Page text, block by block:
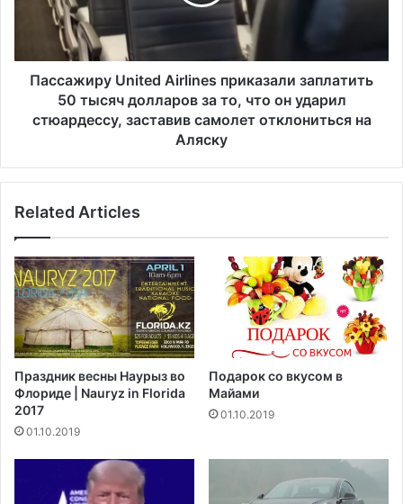
а
е
е
р
а
л
ь
н
о
й
м
и
н
у
d
i
i
n
e
s
п
р
и
к
а
з
а
Пассажиру United Airlines приказали заплатить
50 тысяч долларов за то, что он ударил
стюардессу, заставив самолет отклониться на
Аляску
Related Articles
Праздник весны Наурыз во
Флориде | Nauryz in Florida
2017
01.10.2019
Подарок со вкусом в
Майами
01.10.2019